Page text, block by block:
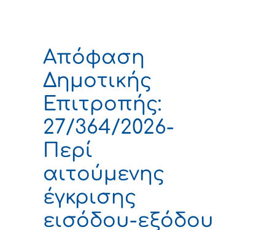
Απόφαση
Δημοτικής
Επιτροπής:
27/364/2026-
Περί
αιτούμενης
έγκρισης
εισόδου-εξόδου